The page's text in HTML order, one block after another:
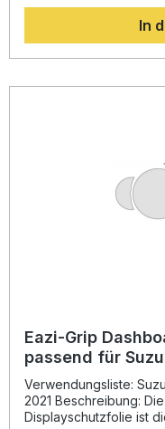
bleibt die
sodass alle Anzeigen
sind.Dank der
lässt sich die
Fahrer, die Wert auf
Ablesbarkeit des Displays Schützt zuverlässig
Schmutz und Fingerabdrücken
In
Eazi-Grip
passend für
Verwendungsliste:
2021 Beschreibung:
Displayschutzfolie ist